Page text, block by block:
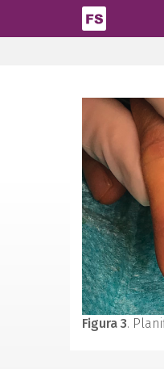
Pasar al contenido principal
Figura 3.